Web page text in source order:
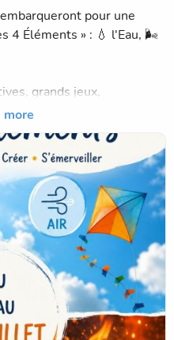
pour une
4 Éléments » : 💧 l'Eau, 🌬️
grands jeux,
ateliers, défis et de
explorer, créer et
heureuse de retrouver les
juillet riche en
moments.
été et avons hâte de
more